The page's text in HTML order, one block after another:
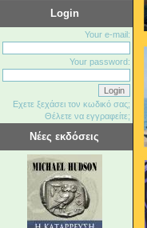
Login
Your e-mail:
Your password:
Εχετε ξεχάσει τον κωδικό σας;
Θέλετε να εγγραφείτε;
Νέες εκδόσεις